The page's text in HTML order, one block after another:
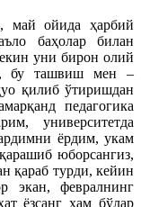
ойида ҳарбий
баҳолар билан
уни бирон олий
бу ташвиш мен –
қилиб ўтиришдан
педагогика
университетда
ёрдим, укам
юборсангиз,
қараб турди, кейин
экан, февралнинг
ёзсанг ҳам бўлар